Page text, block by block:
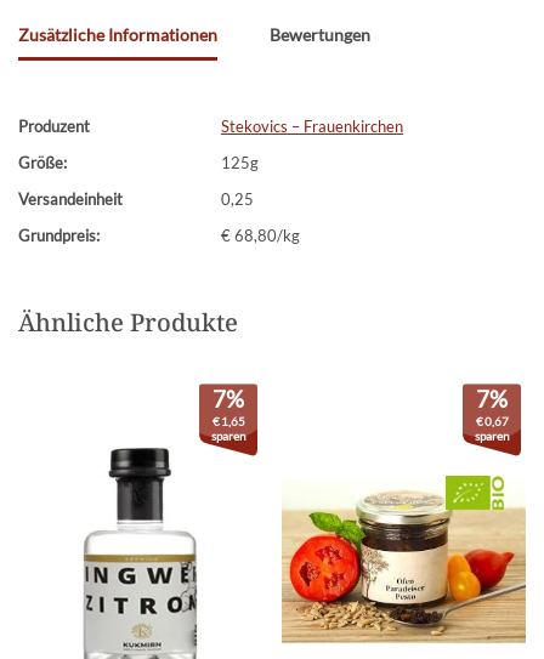
Zusätzliche Informationen Bewertungen
Produzent
Stekovics – Frauenkirchen
Größe:
125g
Versandeinheit
0,25
Grundpreis:
€ 68,80/kg
Ähnliche Produkte
7%
€1,65
sparen
7%
€0,67
sparen